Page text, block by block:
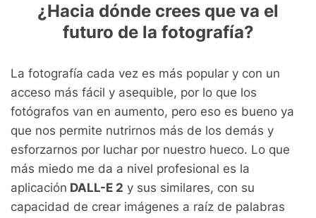
¿Hacia dónde crees que va el
futuro de la fotografía?
La fotografía cada vez es más popular y con un
acceso más fácil y asequible, por lo que los
fotógrafos van en aumento, pero eso es bueno ya
que nos permite nutrirnos más de los demás y
esforzarnos por luchar por nuestro hueco. Lo que
más miedo me da a nivel profesional es la
aplicación DALL-E 2 y sus similares, con su
capacidad de crear imágenes a raíz de palabras